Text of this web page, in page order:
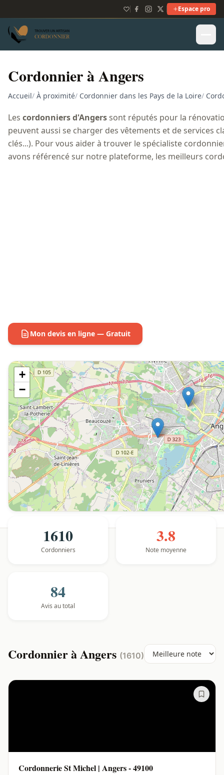
Espace pro
Cordonnier à Angers
Accueil/ À proximité/ Cordonnier dans les Pays de la Loire/
Les cordonniers d'Angerssont réputés pour la
peuvent aussi se charger des vêtements et de services
clés...). Pour vous aider à trouver le spécialiste
avons référencé sur notre plateforme, les meilleurs
Mon devis en ligne — Gratuit
+
−
1610
Cordonniers
3.8
Note moyenne
84
Avis au total
Cordonnier à Angers (1610)
Cordonnerie St Michel | Angers - 49100